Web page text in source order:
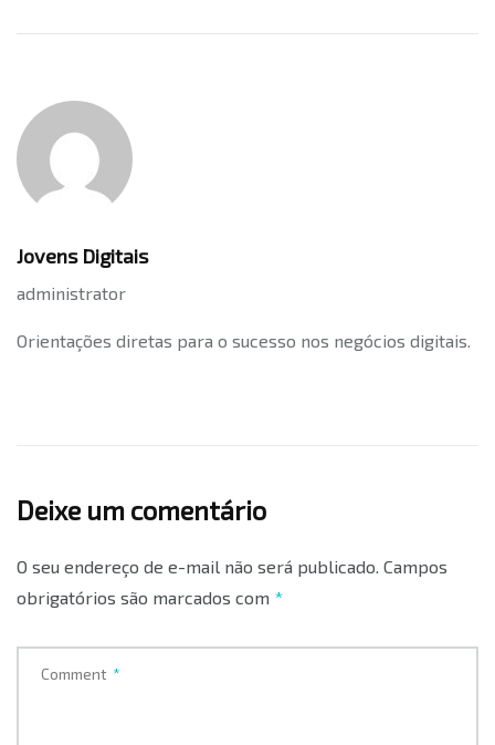
Jovens Digitais
administrator
Orientações diretas para o sucesso nos negócios digitais.
Deixe um comentário
O seu endereço de e-mail não será publicado. Campos
obrigatórios são marcados com *
Comment *